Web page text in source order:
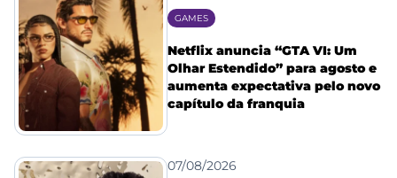
GAMES
Netflix anuncia “GTA VI: Um
Olhar Estendido” para agosto e
aumenta expectativa pelo novo
capítulo da franquia
07/08/2026